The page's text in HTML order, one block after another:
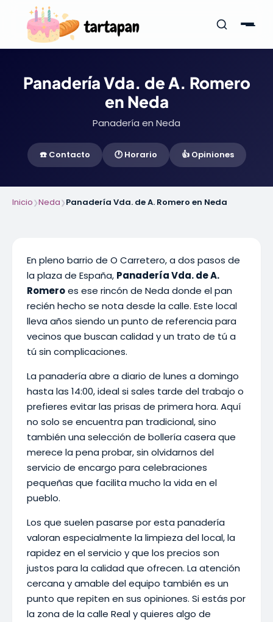
Panadería Vda. de A. Romero
en Neda
Panadería en Neda
☎️ Contacto 🕐 Horario 👍 Opiniones
Inicio❯Neda❯Panadería Vda. de A. Romero en Neda
En pleno barrio de O Carretero, a dos pasos de
la plaza de España, Panadería Vda. de A.
Romeroes ese rincón de Neda donde el pan
recién hecho se nota desde la calle. Este local
lleva años siendo un punto de referencia para
vecinos que buscan calidad y un trato de tú a
tú sin complicaciones.
La panadería abre a diario de lunes a domingo
hasta las 14:00, ideal si sales tarde del trabajo o
prefieres evitar las prisas de primera hora. Aquí
no solo se encuentra pan tradicional, sino
también una selección de bollería casera que
merece la pena probar, sin olvidarnos del
servicio de encargo para celebraciones
pequeñas que facilita mucho la vida en el
pueblo.
Los que suelen pasarse por esta panadería
valoran especialmente la limpieza del local, la
rapidez en el servicio y que los precios son
justos para la calidad que ofrecen. La atención
cercana y amable del equipo también es un
punto que repiten en sus opiniones. Si estás por
la zona de la calle Real y quieres algo de